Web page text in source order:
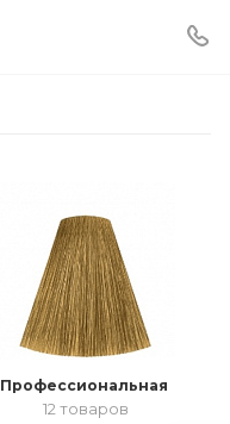
Профессиональная
12 товаров